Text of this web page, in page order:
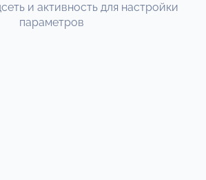
и активность для настройки
параметров